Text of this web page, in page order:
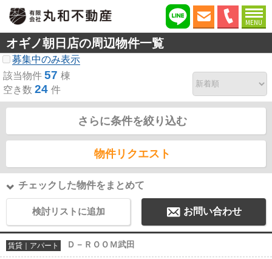
MENU
オギノ朝日店の周辺物件一覧
募集中のみ表示
該当物件 57 棟
空き数 24 件
さらに条件を絞り込む
物件リクエスト
チェックした物件をまとめて
検討リストに追加 お問い合わせ
賃貸｜アパート Ｄ－ＲＯＯＭ武田